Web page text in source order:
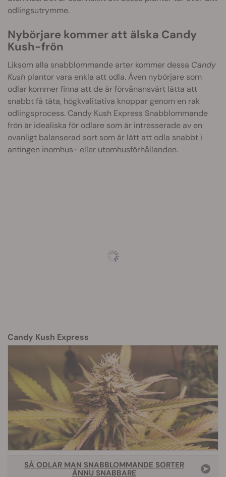
odlingsutrymme.
Nybörjare kommer att älska Candy
Kush-frön
Liksom alla snabblommande arter kommer dessa Candy
Kush plantor vara enkla att odla. Även nybörjare som
odlar kommer finna att de är förvånansvärt lätta att
snabbt få täta, högkvalitativa knoppar genom en rak
odlingsprocess. Candy Kush Express Snabblommande
frön är idealiska för odlare som är intresserade av en
ovanligt balanserad sort som är lätt att odla snabbt i
antingen inomhus- eller utomhusförhållanden.
Candy Kush Express
SÅ ODLAR MAN SNABBLOMMANDE SORTER
ÄNNU SNABBARE